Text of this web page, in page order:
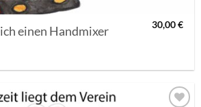
einen Handmixer 30,00€